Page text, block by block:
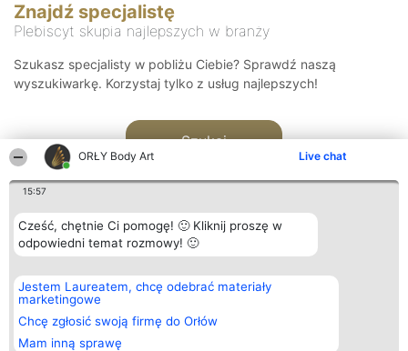
ORŁY Body Art Live chat
15:57
Cześć, chętnie Ci pomogę! 🙂 Kliknij proszę w
odpowiedni temat rozmowy! 🙂
Jestem Laureatem, chcę odebrać materiały
marketingowe
Chcę zgłosić swoją firmę do Orłów
Mam inną sprawę
Znajdź specjalistę
Plebiscyt skupia najlepszych w branży
Szukasz specjalisty w pobliżu Ciebie? Sprawdź naszą
wyszukiwarkę. Korzystaj tylko z usług najlepszych!
Szukaj
Organizator plebiscytu
Bright Side Solutions sp. z o.
o. sp. k.
ul. Ruska 22
Wrocław 50-079
KRS 0000749100 | Regon
Plebiscyt
Laureaci
wszystkich
Laureatów
Kontakt
Kontakt